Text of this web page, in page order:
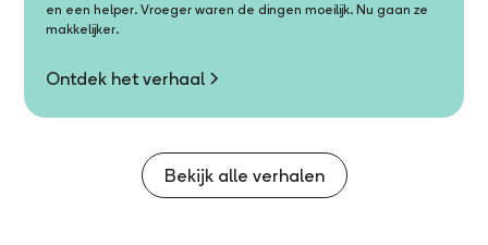
en een helper. Vroeger waren de dingen moeilijk. Nu gaan ze
makkelijker.
Ontdek het verhaal
Bekijk alle verhalen